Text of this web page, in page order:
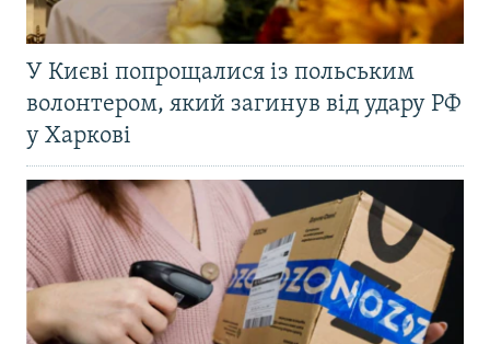
У Києві попрощалися із польським
волонтером, який загинув від удару РФ
у Харкові